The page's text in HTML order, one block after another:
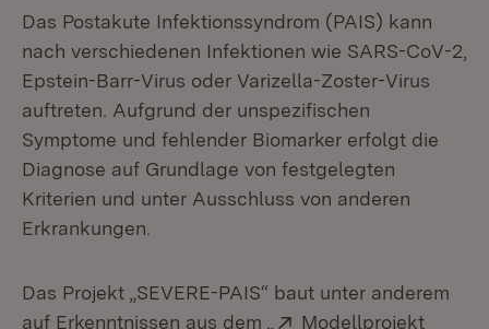
Das Postakute Infektionssyndrom (PAIS) kann
nach verschiedenen Infektionen wie SARS-CoV-2,
Epstein-Barr-Virus oder Varizella-Zoster-Virus
auftreten. Aufgrund der unspezifischen
Symptome und fehlender Biomarker erfolgt die
Diagnose auf Grundlage von festgelegten
Kriterien und unter Ausschluss von anderen
Erkrankungen.
Das Projekt „SEVERE-PAIS“ baut unter anderem
auf Erkenntnissen aus dem „
Extern:
Modellprojekt